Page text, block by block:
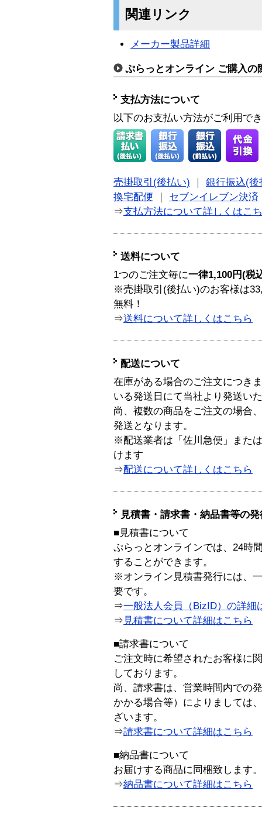
関連リンク
メーカー製品詳細
ぷらっとオンライン ご購入の
支払方法について
以下のお支払い方法がご利用で
売掛取引(後払い) ｜ 銀行振込(後
換宅配便 ｜ セブンイレブン決済
⇒支払方法について詳しくはこ
送料について
1つのご注文毎に一律1,100円(税
※売掛取引(後払い)のお客様は
無料！
⇒送料について詳しくはこちら
配送について
在庫がある場合のご注文につき
いる発送日にて当社より発送い
尚、複数の商品をご注文の場合
発送となります。
※配送業者は「佐川急便」また
けます
⇒配送について詳しくはこちら
見積書・請求書・納品書等の
■見積書について
ぷらっとオンラインでは、24時
することができます。
※オンライン見積書発行には、
要です。
⇒一般法人会員（BizID）の詳細
⇒ 見積書について詳細はこちら
■請求書について
ご注文時に希望されたお客様に
しております。
尚、請求書は、営業時間内での
かかる場合等）によりましては
ざいます。
⇒請求書について詳細はこちら
■納品書について
お届けする商品に同梱致します。
⇒納品書について詳細はこちら